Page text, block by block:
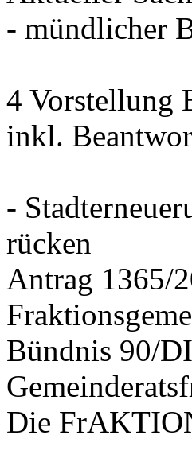
- mündlicher
4 Vorstellung
inkl.
-
rücken
Antrag 1365/
Bündnis 90/
Die